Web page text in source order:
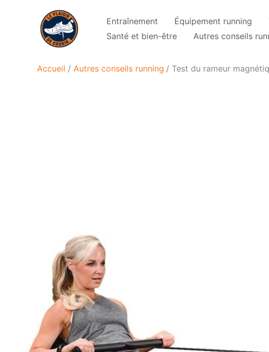
Entraînement Équipement running
Santé et bien-être
Autres conseils
Accueil Autres conseils running Test du rameur